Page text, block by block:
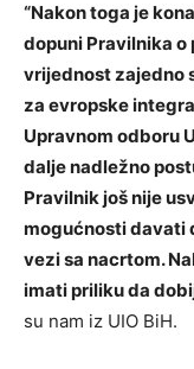
“Nakon toga je
dopuni Pravilnika o
vrijednost zajedno
za evropske
Upravnom odboru
dalje nadležno
Pravilnik još nije
mogućnosti davati
vezi sa nacrtom.
imati priliku da
su nam iz UIO BiH.